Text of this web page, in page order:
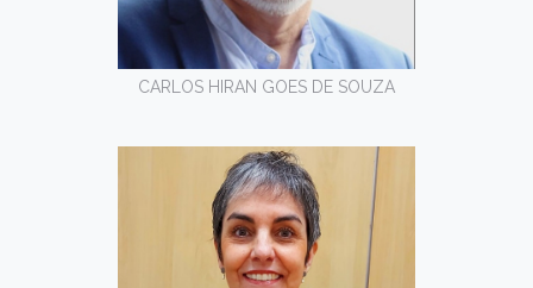
CARLOS HIRAN GOES DE SOUZA